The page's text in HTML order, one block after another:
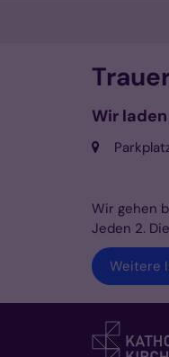
Wir
Ort:
Wir gehen
Jeden 2.
Weitere